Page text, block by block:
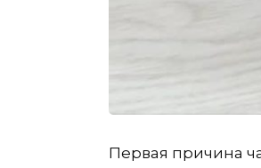
Первая причина